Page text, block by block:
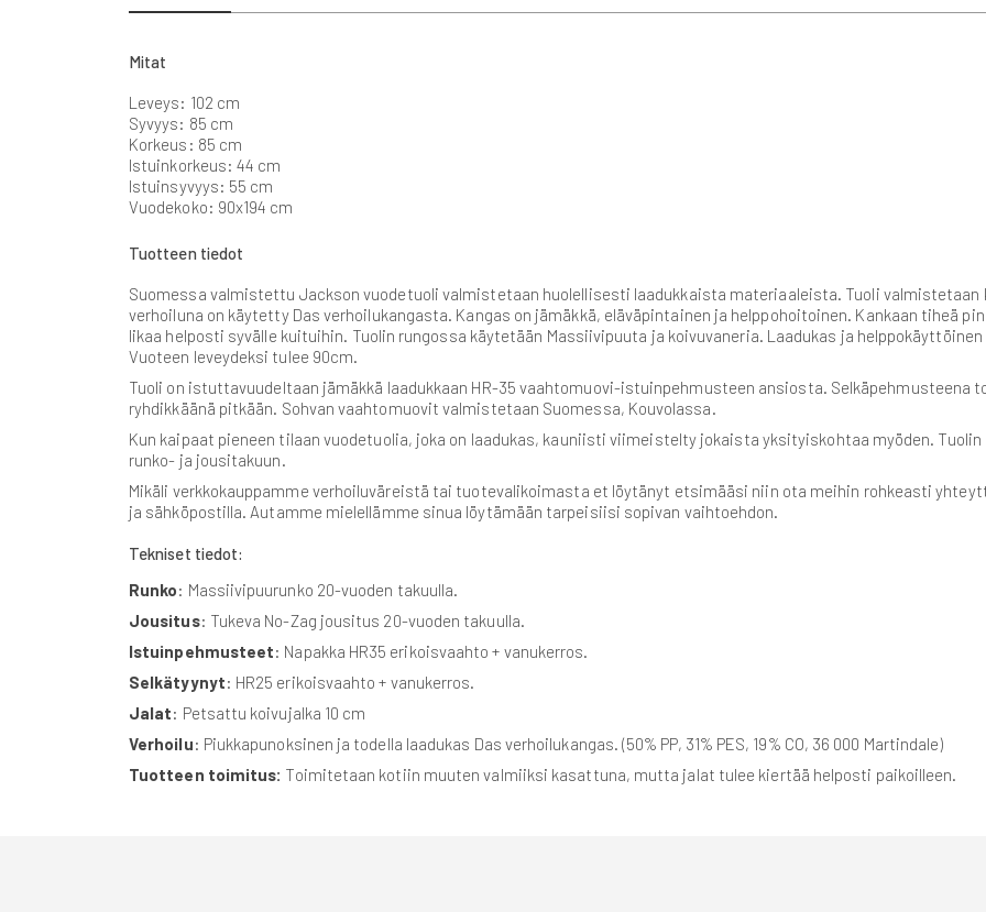
beginning
images
Mitat
Leveys: 102 cm
Syvyys: 85 cm
Korkeus: 85 cm
Istuinkorkeus: 44 cm
Istuinsyvyys: 55 cm
Vuodekoko: 90x194 cm
Tuotteen tiedot
Suomessa valmistettu Jackson vuodetuoli valmistetaan huolellisesti laadukkaista materiaaleista. Tuoli
verhoiluna on käytetty Das verhoilukangasta. Kangas on jämäkkä, eläväpintainen ja helppohoitoinen. Kankaan tiheä
likaa helposti syvälle kuituihin. Tuolin rungossa käytetään Massiivipuuta ja koivuvaneria. Laadukas ja
Vuoteen leveydeksi tulee 90cm.
Tuoli on istuttavuudeltaan jämäkkä laadukkaan HR-35 vaahtomuovi-istuinpehmusteen ansiosta. Selkäpehmusteena
ryhdikkäänä pitkään. Sohvan vaahtomuovit valmistetaan Suomessa, Kouvolassa.
Kun kaipaat pieneen tilaan vuodetuolia, joka on laadukas, kauniisti viimeistelty jokaista yksityiskohtaa myöden.
runko- ja jousitakuun.
Mikäli verkkokauppamme verhoiluväreistä tai tuotevalikoimasta et löytänyt etsimääsi niin ota meihin rohkeasti
ja sähköpostilla. Autamme mielellämme sinua löytämään tarpeisiisi sopivan vaihtoehdon.
Tekniset tiedot:
Runko: Massiivipuurunko 20-vuoden takuulla.
Jousitus: Tukeva No-Zag jousitus 20-vuoden takuulla.
Istuinpehmusteet: Napakka HR35 erikoisvaahto + vanukerros.
Selkätyynyt: HR25 erikoisvaahto + vanukerros.
Jalat: Petsattu koivujalka 10 cm
Verhoilu: Piukkapunoksinen ja todella laadukas Das verhoilukangas. (50% PP, 31% PES, 19% CO, 36 000 Martindale)
Tuotteen toimitus: Toimitetaan kotiin muuten valmiiksi kasattuna, mutta jalat tulee kiertää helposti paikoilleen.